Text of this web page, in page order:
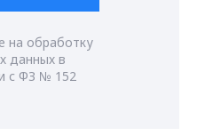
на обработку
данных в
с ФЗ № 152